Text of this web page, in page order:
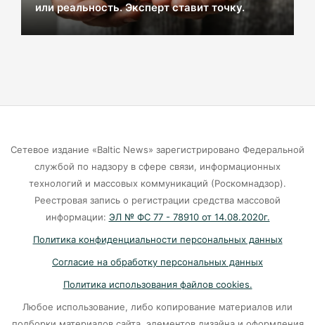
В центре Зеленоградска уже неделю
красуется фекальная лужа
Больше тонны рыбы незаконно выловили в
Калининградской области с начала года
06-08-2026
В Светлогорске женщина купила «корейца»
по «удалёнке» и потеряла деньги
05-08-2026
или реальность. Эксперт ставит точку.
Сетевое издание «Baltic News» зарегистрировано Федеральной
службой по надзору в сфере связи, информационных
технологий и массовых коммуникаций (Роскомнадзор).
Реестровая запись о регистрации средства массовой
информации: ЭЛ № ФС 77 - 78910 от 14.08.2020г.
Политика конфиденциальности персональных данных
Согласие на обработку персональных данных
Политика использования файлов cookies.
Любое использование, либо копирование материалов или